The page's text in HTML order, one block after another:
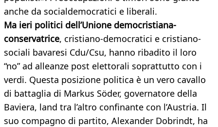
anche da socialdemocratici e liberali.
Ma ieri politici dell’Unione democristiana-
conservatrice, cristiano-democratici e cristiano-
sociali bavaresi Cdu/Csu, hanno ribadito il loro
“no” ad alleanze post elettorali soprattutto con i
verdi. Questa posizione politica è un vero cavallo
di battaglia di Markus Söder, governatore della
Baviera, land tra l’altro confinante con l’Austria. Il
suo compagno di partito, Alexander Dobrindt, ha